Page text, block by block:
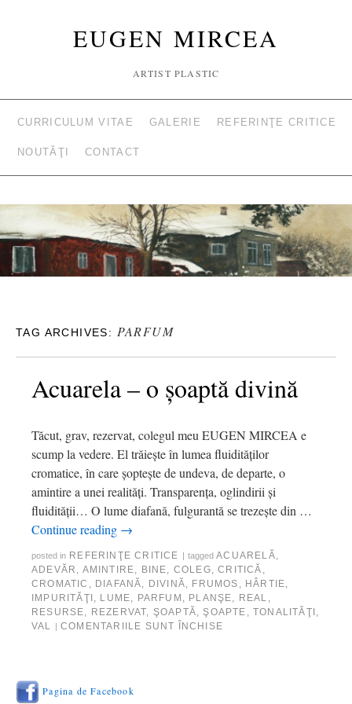
EUGEN MIRCEA
ARTIST PLASTIC
CURRICULUM VITAE GALERIE REFERINŢE CRITICE
NOUTĂŢI CONTACT
TAG ARCHIVES: PARFUM
Acuarela – o şoaptă divină
Tăcut, grav, rezervat, colegul meu EUGEN MIRCEA e
scump la vedere. El trăieşte în lumea fluidităţilor
cromatice, în care şopteşte de undeva, de departe, o
amintire a unei realităţi. Transparenţa, oglindirii şi
fluidităţii… O lume diafană, fulgurantă se trezeşte din …
Continue reading →
posted in REFERINŢE CRITICE tagged ACUARELĂ,
ADEVĂR , AMINTIRE, BINE, COLEG,CRITICĂ ,
CROMATIC , DIAFANĂ, DIVINĂ, FRUMOS , HÂRTIE,
IMPURITĂŢI , LUME, PARFUM , PLANŞE, REAL ,
RESURSE, REZERVAT, ŞOAPTĂ, ŞOAPTE ,TONALITĂŢI ,
VAL
COMENTARIILE SUNT ÎNCHISE
Pagina de Facebook